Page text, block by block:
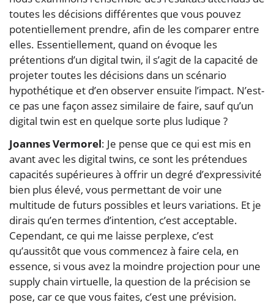
toutes les décisions différentes que vous pouvez
potentiellement prendre, afin de les comparer entre
elles. Essentiellement, quand on évoque les
prétentions d’un digital twin, il s’agit de la capacité de
projeter toutes les décisions dans un scénario
hypothétique et d’en observer ensuite l’impact. N’est-
ce pas une façon assez similaire de faire, sauf qu’un
digital twin est en quelque sorte plus ludique ?
Joannes Vermorel: Je pense que ce qui est mis en
avant avec les digital twins, ce sont les prétendues
capacités supérieures à offrir un degré d’expressivité
bien plus élevé, vous permettant de voir une
multitude de futurs possibles et leurs variations. Et je
dirais qu’en termes d’intention, c’est acceptable.
Cependant, ce qui me laisse perplexe, c’est
qu’aussitôt que vous commencez à faire cela, en
essence, si vous avez la moindre projection pour une
supply chain virtuelle, la question de la précision se
pose, car ce que vous faites, c’est une prévision.